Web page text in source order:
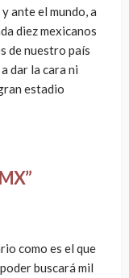
ante el mundo, a
diez mexicanos
de nuestro país
dar la cara ni
estadio
como es el que
buscará mil